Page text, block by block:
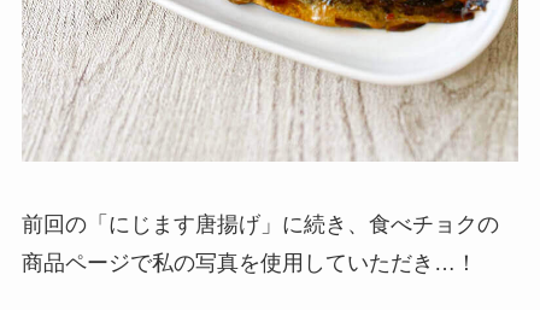
前回の「にじます唐揚げ」に続き、食べチョクの
商品ページで私の写真を使用していただき…！